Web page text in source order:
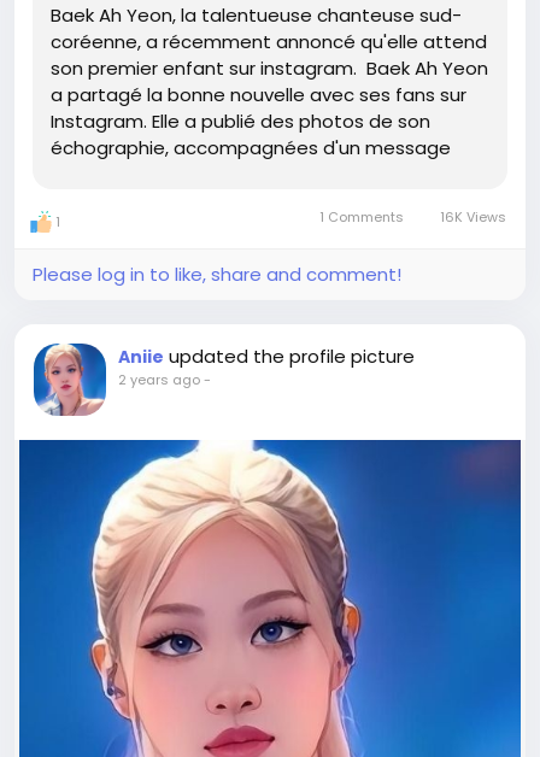
Baek Ah Yeon, la talentueuse chanteuse sud-
coréenne, a récemment annoncé qu'elle attend
son premier enfant sur instagram. Baek Ah Yeon
a partagé la bonne nouvelle avec ses fans sur
Instagram. Elle a publié des photos de son
échographie, accompagnées d'un message
1 1 Comments 16K Views
Please log in to like, share and comment!
Aniie updated the profile picture
2 years ago-